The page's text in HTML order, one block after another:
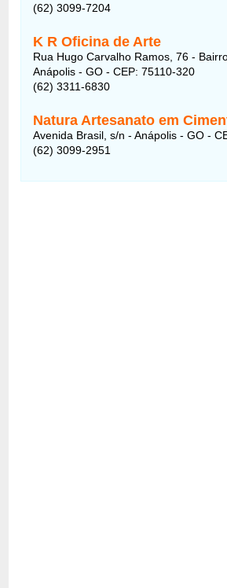
(62) 3099-7204
K R Oficina de Arte
Rua Hugo Carvalho Ramos, 76 -
Anápolis - GO - CEP: 75110-320
(62) 3311-6830
Natura Artesanato em
Avenida Brasil, s/n - Anápolis - GO -
(62) 3099-2951